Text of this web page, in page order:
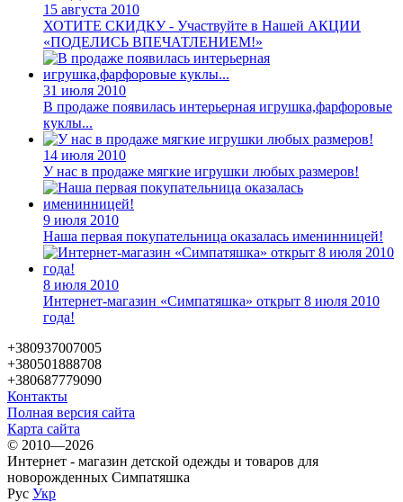
15 августа 2010
ХОТИТЕ СКИДКУ - Участвуйте в Нашей АКЦИИ
«ПОДЕЛИСЬ ВПЕЧАТЛЕНИЕМ!»
31 июля 2010
В продаже появилась интерьерная игрушка,фарфоровые
куклы...
14 июля 2010
У нас в продаже мягкие игрушки любых размеров!
9 июля 2010
Наша первая покупательница оказалась именинницей!
8 июля 2010
Интернет-магазин «Симпатяшка» открыт 8 июля 2010
года!
+380937007005
+380501888708
+380687779090
Контакты
Полная версия сайта
Карта сайта
© 2010—2026
Интернет - магазин детской одежды и товаров для
новорожденных Симпатяшка
Рус Укр